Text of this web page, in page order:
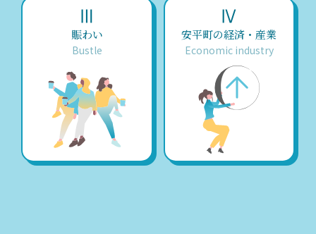
Ⅲ
賑わい
Bustle
Ⅳ
安平町の経済・産業
Economic industry